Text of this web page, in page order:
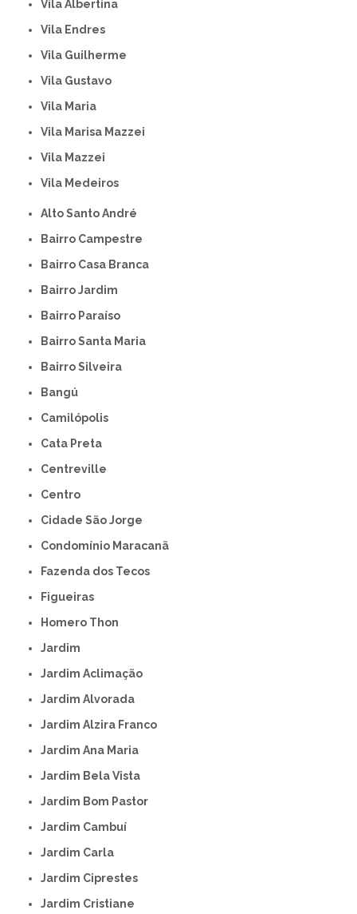
Vila Albertina
Vila Endres
Vila Guilherme
Vila Gustavo
Vila Maria
Vila Marisa Mazzei
Vila Mazzei
Vila Medeiros
Alto Santo André
Bairro Campestre
Bairro Casa Branca
Bairro Jardim
Bairro Paraíso
Bairro Santa Maria
Bairro Silveira
Bangú
Camilópolis
Cata Preta
Centreville
Centro
Cidade São Jorge
Condomínio Maracanã
Fazenda dos Tecos
Figueiras
Homero Thon
Jardim
Jardim Aclimação
Jardim Alvorada
Jardim Alzira Franco
Jardim Ana Maria
Jardim Bela Vista
Jardim Bom Pastor
Jardim Cambuí
Jardim Carla
Jardim Ciprestes
Jardim Cristiane